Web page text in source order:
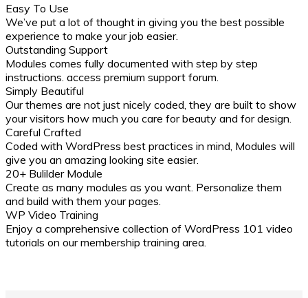
Easy To Use
We’ve put a lot of thought in giving you the best possible
experience to make your job easier.
Outstanding Support
Modules comes fully documented with step by step
instructions. access premium support forum.
Simply Beautiful
Our themes are not just nicely coded, they are built to show
your visitors how much you care for beauty and for design.
Careful Crafted
Coded with WordPress best practices in mind, Modules will
give you an amazing looking site easier.
20+ Bulilder Module
Create as many modules as you want. Personalize them
and build with them your pages.
WP Video Training
Enjoy a comprehensive collection of WordPress 101 video
tutorials on our membership training area.